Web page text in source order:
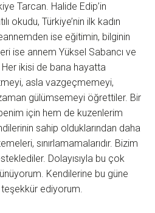
Tarcan. Halide Edip’in
okudu, Türkiye’nin ilk kadın
ise eğitimin, bilginin
ise annem Yüksel Sabancı ve
ikisi de bana hayatta
asla vazgeçmemeyi,
gülümsemeyi öğrettiler. Bir
için hem de kuzenlerim
sahip olduklarından daha
sınırlamamalarıdır. Bizim
Dolayısıyla bu çok
Kendilerine bu güne
teşekkür ediyorum.